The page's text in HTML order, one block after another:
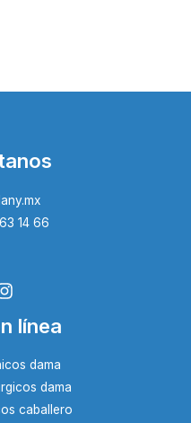
14 66
línea
dama
dama
caballero